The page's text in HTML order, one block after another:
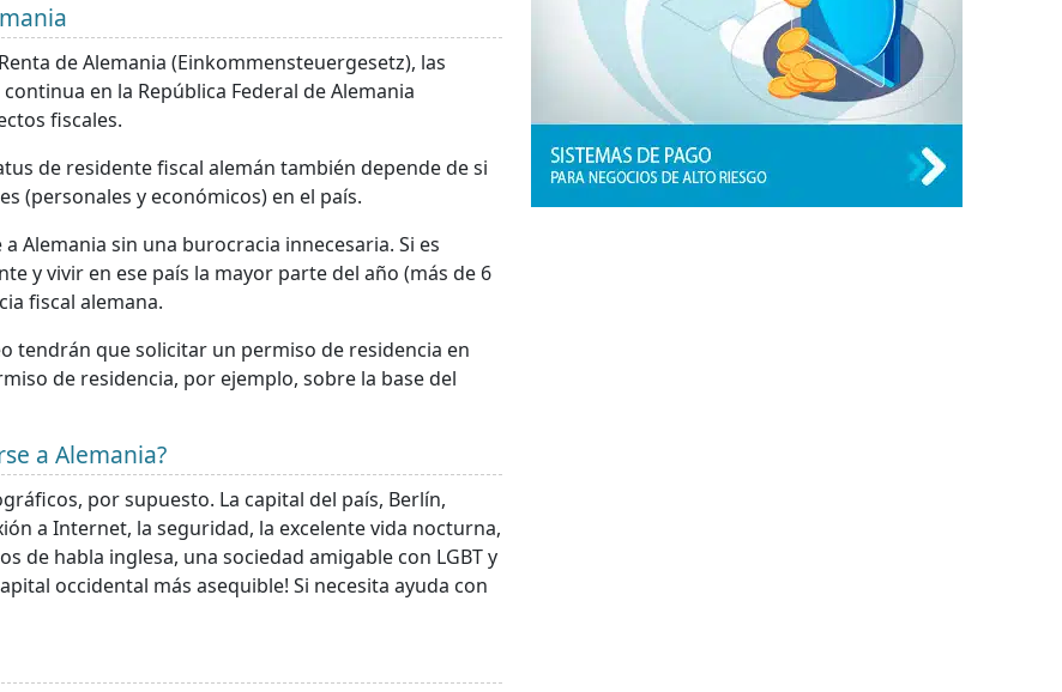
de Alemania (Einkommensteuergesetz), las
en la República Federal de Alemania
fiscales.
de residente fiscal alemán también depende de si
(personales y económicos) en el país.
Alemania sin una burocracia innecesaria. Si es
y vivir en ese país la mayor parte del año (más de 6
fiscal alemana.
tendrán que solicitar un permiso de residencia en
de residencia, por ejemplo, sobre la base del
a Alemania?
por supuesto. La capital del país, Berlín,
a Internet, la seguridad, la excelente vida nocturna,
de habla inglesa, una sociedad amigable con LGBT y
occidental más asequible! Si necesita ayuda con